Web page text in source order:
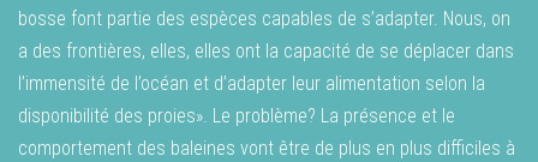
bosse font partie des espèces capables de s’adapter. Nous, on
a des frontières, elles, elles ont la capacité de se déplacer dans
l’immensité de l’océan et d’adapter leur alimentation selon la
disponibilité des proies». Le problème? La présence et le
comportement des baleines vont être de plus en plus difficiles à